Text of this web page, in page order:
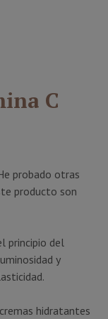
C
probado otras
producto son
principio del
y
hidratantes